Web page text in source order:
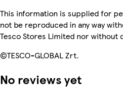
This information is supplied for
not be reproduced in any way
Tesco Stores Limited nor without
©TESCO-GLOBAL Zrt.
No reviews yet